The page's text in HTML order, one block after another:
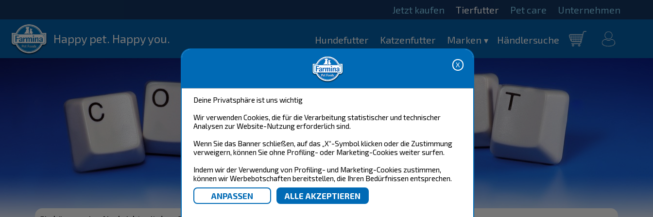
Deine Privatsphäre ist uns wichtig
Wir verwenden Cookies, die für die Verarbeitung statistischer und technischer
Analysen zur Website-Nutzung erforderlich sind.
Wenn Sie das Banner schließen, auf das „X“-Symbol klicken oder die Zustimmung
verweigern, können Sie ohne Profiling- oder Marketing-Cookies weiter surfen.
Indem wir der Verwendung von Profiling- und Marketing-Cookies zustimmen,
können wir Werbebotschaften bereitstellen, die Ihren Bedürfnissen entsprechen.
Jetzt kaufen Tierfutter Pet care Unternehmen
Happy pet. Happy you. Hundefutter Katzenfutter Marken Händlersuche
Warenkorb
mein
Konto
KONTAKT